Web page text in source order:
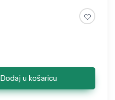
Dodaj u košaricu